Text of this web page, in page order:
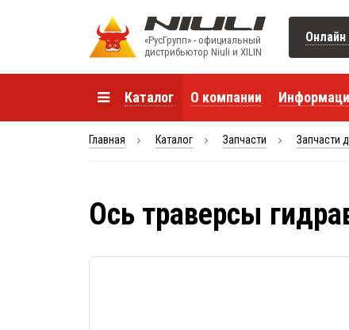
«РусГрупп» - официальный
диcтрибьютор Niuli и XILIN
Онлайн
Каталог О компании
Главная Каталог Запчасти Запчасти
Ось траверсы